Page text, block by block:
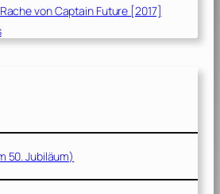
von Captain Future [2017]
50. Jubiläum)